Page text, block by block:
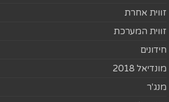
זווית אחרת
זווית המערכת
חידונים
מונדיאל 2018
מנג'ר